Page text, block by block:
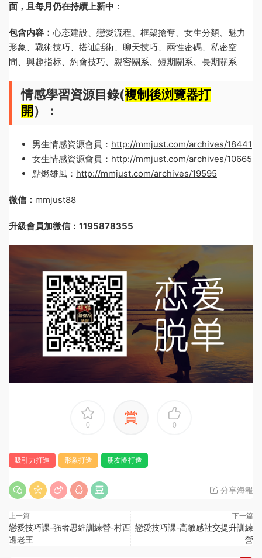
面，且每月仍在持續上新中 ：
包含内容： 心态建設、戀愛流程、框架搶奪、女生分類、魅力
形象、戰術技巧、搭讪話術、聊天技巧、兩性密碼、私密空
間、興趣指标、約會技巧、親密關系、短期關系、長期關系
情感學習資源目錄(複制後浏覽器打
開 ）：
男生情感資源會員： http://mmjust.com/archives/18441
女生情感資源會員： http://mmjust.com/archives/10665
點燃雄風： http://mmjust.com/archives/19595
微信： mmjust88
升級會員加微信：1195878355
0 賞 0
吸引力打造 形象打造 朋友圈打造
分享海報
上一篇
戀愛技巧課-強者思維訓練營-村西
邊老王
下一篇
戀愛技巧課-高敏感社交提升訓練
營